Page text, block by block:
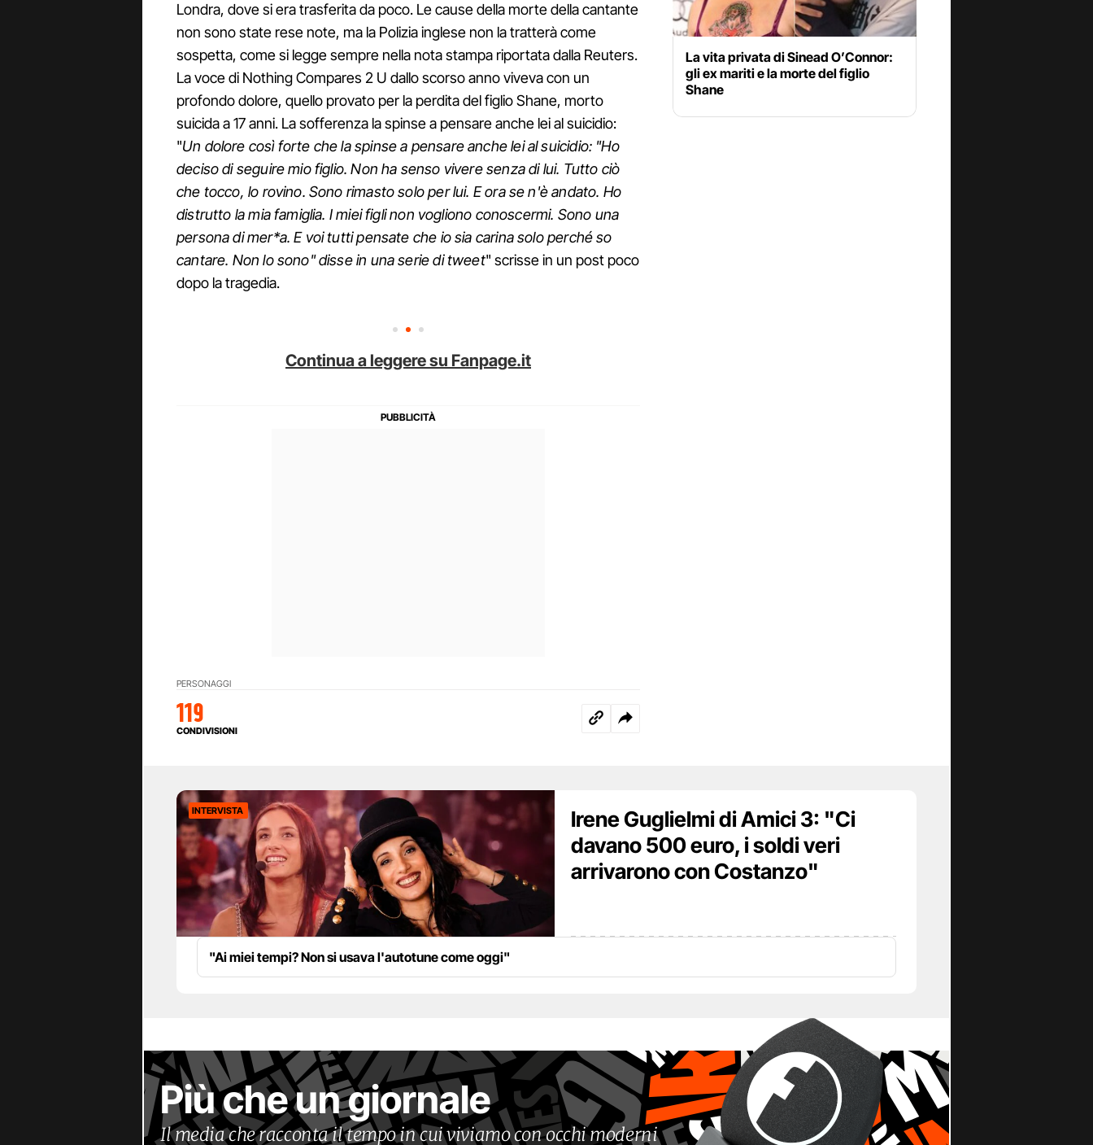
Londra, dove si era trasferita da poco. Le cause della morte della cantante
non sono state rese note, ma la Polizia inglese non la tratterà come
sospetta, come si legge sempre nella nota stampa riportata dalla Reuters.
La voce di Nothing Compares 2 U dallo scorso anno viveva con un
profondo dolore, quello provato per la perdita del figlio Shane, morto
suicida a 17 anni. La sofferenza la spinse a pensare anche lei al suicidio:
"Un dolore così forte che la spinse a pensare anche lei al suicidio: "Ho
deciso di seguire mio figlio. Non ha senso vivere senza di lui. Tutto ciò
che tocco, lo rovino. Sono rimasto solo per lui. E ora se n'è andato. Ho
distrutto la mia famiglia. I miei figli non vogliono conoscermi. Sono una
persona di mer*a. E voi tutti pensate che io sia carina solo perché so
cantare. Non lo sono" disse in una serie di tweet" scrisse in un post poco
dopo la tragedia.
Continua a leggere su Fanpage.it
PERSONAGGI
119
CONDIVISIONI
La vita privata di Sinead O’Connor:
gli ex mariti e la morte del figlio
Shane
INTERVISTA
Irene Guglielmi di Amici 3: "Ci
davano 500 euro, i soldi veri
arrivarono con Costanzo"
"Ai miei tempi? Non si usava l'autotune come oggi"
Più che un giornale
Il media che racconta il tempo in cui viviamo con occhi moderni